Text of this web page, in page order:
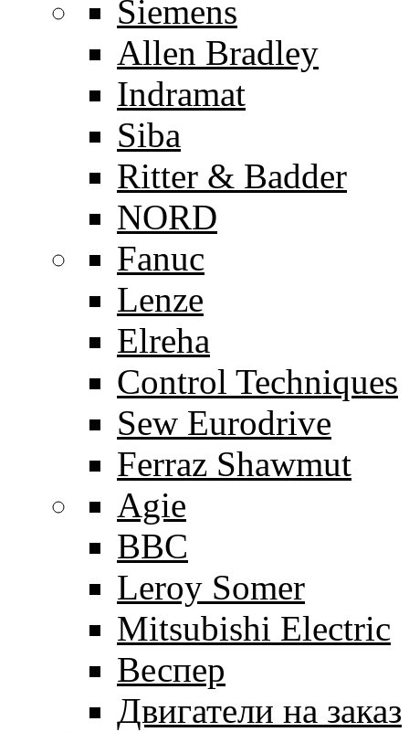
Siemens
Allen Bradley
Indramat
Siba
Ritter & Badder
NORD
Fanuc
Lenze
Elreha
Control Techniques
Sew Eurodrive
Ferraz Shawmut
Agie
BBC
Leroy Somer
Mitsubishi Electric
Веспер
Двигатели на заказ